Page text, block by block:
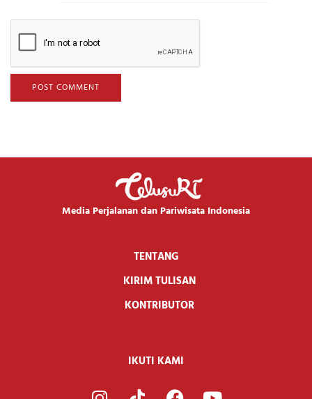
Media Perjalanan dan Pariwisata Indonesia
TENTANG
KIRIM TULISAN
KONTRIBUTOR
IKUTI KAMI